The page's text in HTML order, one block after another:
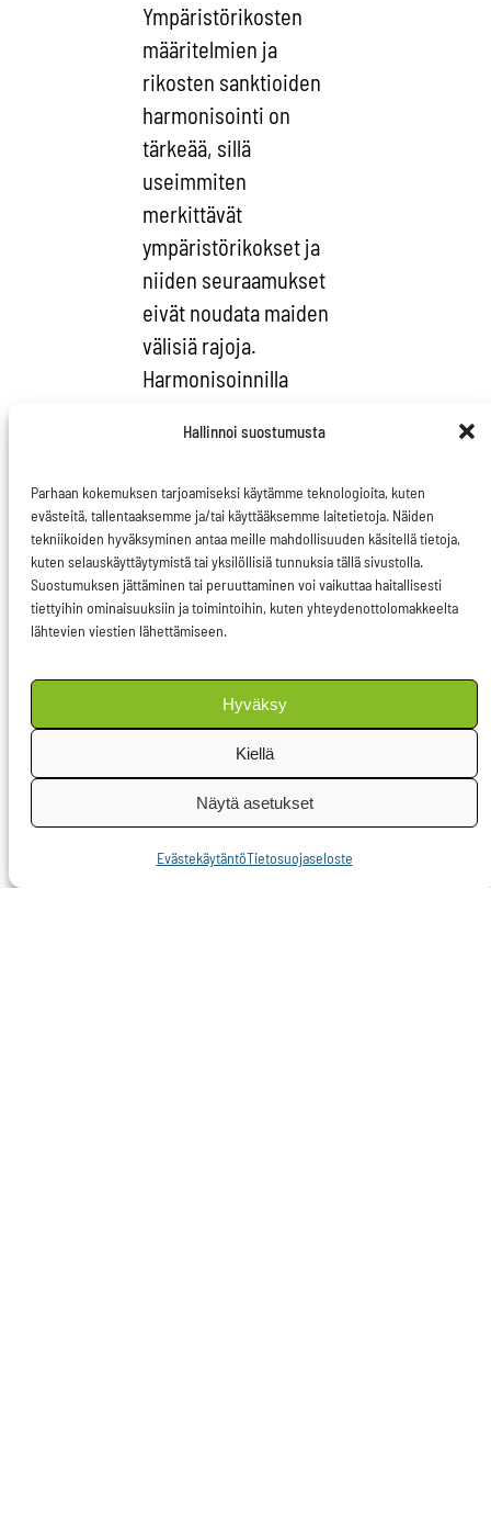
Hallinnoi suostumusta
Parhaan kokemuksen tarjoamiseksi käytämme teknologioita, kuten
evästeitä, tallentaaksemme ja/tai käyttääksemme laitetietoja. Näiden
tekniikoiden hyväksyminen antaa meille mahdollisuuden käsitellä tietoja,
kuten selauskäyttäytymistä tai yksilöllisiä tunnuksia tällä sivustolla.
Suostumuksen jättäminen tai peruuttaminen voi vaikuttaa haitallisesti
tiettyihin ominaisuuksiin ja toimintoihin, kuten yhteydenottolomakkeelta
lähtevien viestien lähettämiseen.
Hyväksy
Kiellä
Näytä asetukset
EvästekäytäntöTietosuojaseloste
Ympäristörikosten
määritelmien ja
rikosten sanktioiden
harmonisointi on
tärkeää, sillä
useimmiten
merkittävät
ympäristörikokset ja
niiden seuraamukset
eivät noudata maiden
välisiä rajoja.
Harmonisoinnilla
organisaatioiden
joissa
ympäristörikokset
jäävät helpommin
tutkimatta ja
rankaisematta.
ympäristövaliokunnan
pääneuvottelijana
ympäristörikoslaissa.
ENVI- valiokunta